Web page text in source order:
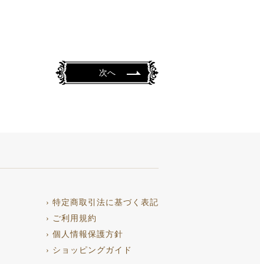
次へ
› 特定商取引法に基づく表記
› ご利用規約
› 個人情報保護方針
› ショッピングガイド